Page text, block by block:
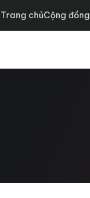
Trang chủCộng đồng